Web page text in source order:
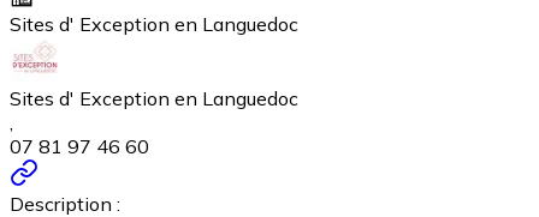
Sites d' Exception en Languedoc
Sites d' Exception en Languedoc
07 81 97 46 60
Description :